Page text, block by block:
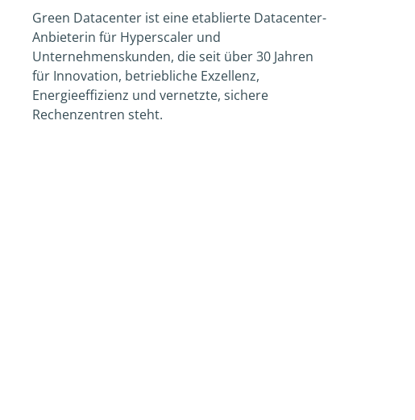
Green Datacenter ist eine etablierte Datacenter-
Anbieterin für Hyperscaler und
Unternehmenskunden, die seit über 30 Jahren
für Innovation, betriebliche Exzellenz,
Energieeffizienz und vernetzte, sichere
Rechenzentren steht.